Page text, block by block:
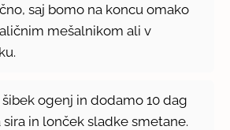
saj bomo na koncu omako
mešalnikom ali v
ogenj in dodamo 10 dag
sira in lonček sladke smetane.